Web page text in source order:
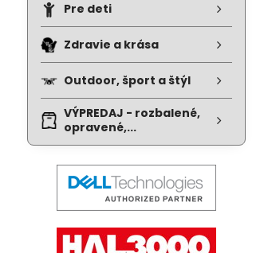
Pre deti
Zdravie a krása
Outdoor, šport a štýl
VÝPREDAJ - rozbalené,
opravené,...